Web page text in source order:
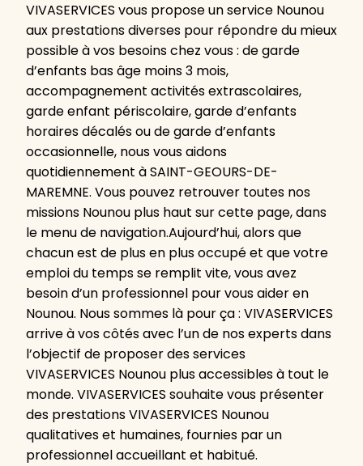
VIVASERVICES vous propose un service Nounou
aux prestations diverses pour répondre du mieux
possible à vos besoins chez vous : de garde
d’enfants bas âge moins 3 mois,
accompagnement activités extrascolaires,
garde enfant périscolaire, garde d’enfants
horaires décalés ou de garde d’enfants
occasionnelle, nous vous aidons
quotidiennement à SAINT-GEOURS-DE-
MAREMNE. Vous pouvez retrouver toutes nos
missions Nounou plus haut sur cette page, dans
le menu de navigation.Aujourd’hui, alors que
chacun est de plus en plus occupé et que votre
emploi du temps se remplit vite, vous avez
besoin d’un professionnel pour vous aider en
Nounou. Nous sommes là pour ça : VIVASERVICES
arrive à vos côtés avec l’un de nos experts dans
l’objectif de proposer des services
VIVASERVICES Nounou plus accessibles à tout le
monde. VIVASERVICES souhaite vous présenter
des prestations VIVASERVICES Nounou
qualitatives et humaines, fournies par un
professionnel accueillant et habitué.